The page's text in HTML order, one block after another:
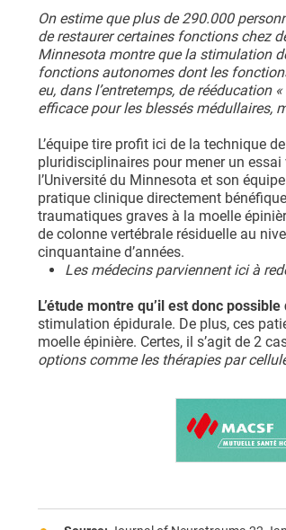
On estime que plus de 290.000
de restaurer certaines fonctions chez
Minnesota montre que la stimulation
fonctions autonomes dont les
eu, dans l’entretemps, de
efficace pour les blessés médullaires,
L’équipe tire profit ici de la technique
pluridisciplinaires pour mener un essai
l’Université du Minnesota et son
pratique clinique directement
traumatiques graves à la moelle
de colonne vertébrale résiduelle au
cinquantaine d’années.
Les médecins parviennent ici à
L’étude montre qu’il est donc
stimulation épidurale. De plus, ces
moelle épinière. Certes, il s’agit de 2
options comme les thérapies par